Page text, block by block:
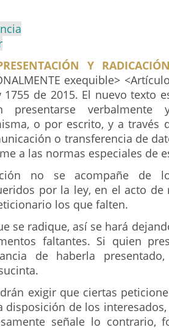
Y
exequible> <
1755 de 2015. El nuevo texto
presentarse verbalmente
o por escrito, y a través
o transferencia de
a las normas especiales de
no se acompañe de
por la ley, en el acto
los que falten.
se radique, así se hará
faltantes. Si quien
de haberla
exigir que ciertas
disposición de los
señale lo contrario,